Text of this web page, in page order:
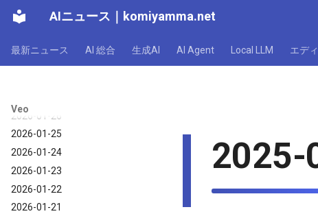
AIニュース komiyamma.net
最新ニュース AI 総合 生成AI AI Agent Local LLM エデ
Veo
2026-01-31
2026-01-26
2026-01-25
2026-01-24
2026-01-23
2026-01-22
2026-01-21
2025-